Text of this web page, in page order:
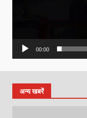
00:00
अन्य खबरें